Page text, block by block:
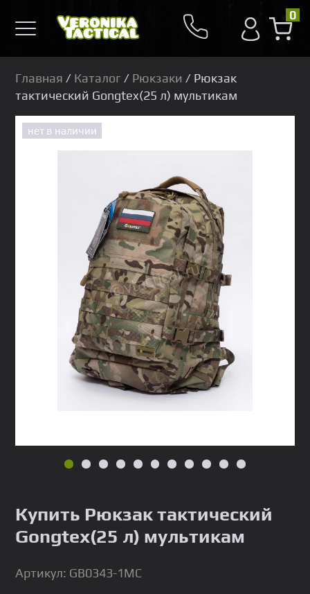
0
Главная / Каталог / Рюкзаки / Рюкзак
тактический Gongtex(25 л) мультикам
Купить Рюкзак тактический
Gongtex(25 л) мультикам
нет в наличии
Артикул: GB0343-1MC